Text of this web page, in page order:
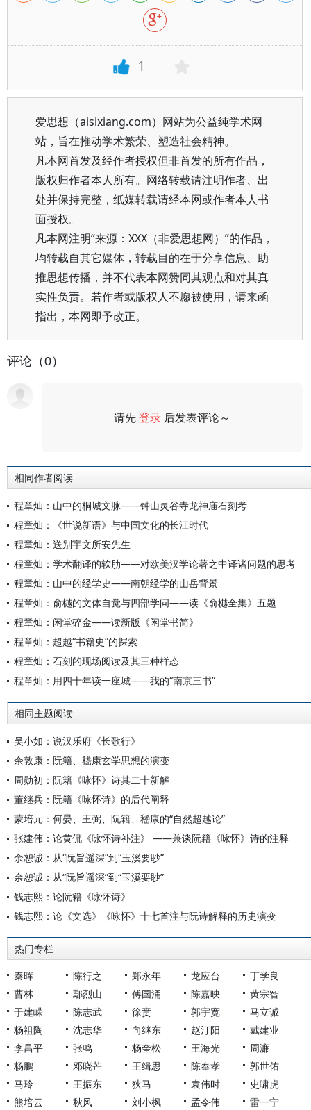
1
爱思想（aisixiang.com）网站为公益纯学术网
站，旨在推动学术繁荣、塑造社会精神。
凡本网首发及经作者授权但非首发的所有作品，
版权归作者本人所有。网络转载请注明作者、出
处并保持完整，纸媒转载请经本网或作者本人书
面授权。
凡本网注明“来源：XXX（非爱思想网）”的作品，
均转载自其它媒体，转载目的在于分享信息、助
推思想传播，并不代表本网赞同其观点和对其真
实性负责。若作者或版权人不愿被使用，请来函
指出，本网即予改正。
评论（0）
请先登录 后发表评论～
相同作者阅读
程章灿：山中的桐城文脉——钟山灵谷寺龙神庙石刻考
程章灿：《世说新语》与中国文化的长江时代
程章灿：送别宇文所安先生
程章灿：学术翻译的软肋——对欧美汉学论著之中译诸问题的思考
程章灿：山中的经学史——南朝经学的山岳背景
程章灿：俞樾的文体自觉与四部学问——读《俞樾全集》五题
程章灿：闲堂碎金——读新版《闲堂书简》
程章灿：超越“书籍史”的探索
程章灿：石刻的现场阅读及其三种样态
程章灿：用四十年读一座城——我的“南京三书”
相同主题阅读
吴小如：说汉乐府《长歌行》
余敦康：阮籍、嵇康玄学思想的演变
周勋初：阮籍《咏怀》诗其二十新解
董继兵：阮籍《咏怀诗》的后代阐释
蒙培元：何晏、王弼、阮籍、嵇康的“自然超越论”
张建伟：论黄侃《咏怀诗补注》 ——兼谈阮籍《咏怀》诗的注释
余恕诚：从“阮旨遥深”到“玉溪要眇”
余恕诚：从“阮旨遥深”到“玉溪要眇”
钱志熙：论阮籍《咏怀诗》
钱志熙：论《文选》《咏怀》十七首注与阮诗解释的历史演变
热门专栏
秦晖 陈行之 郑永年 龙应台
丁学良
曹林
鄢烈山 傅国涌 陈嘉映
黄宗智
于建嵘
陈志武 徐贲 郭宇宽
马立诚
杨祖陶
沈志华 向继东 赵汀阳
戴建业
李昌平
张鸣 杨奎松 王海光
周濂
杨鹏
邓晓芒 王缉思 陈奉孝
郭世佑
马玲
王振东 狄马 袁伟时
史啸虎
熊培云
秋风 刘小枫 孟令伟 雷一宁